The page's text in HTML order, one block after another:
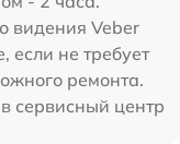
видения Veber
если не требует
ремонта.
сервисный центр